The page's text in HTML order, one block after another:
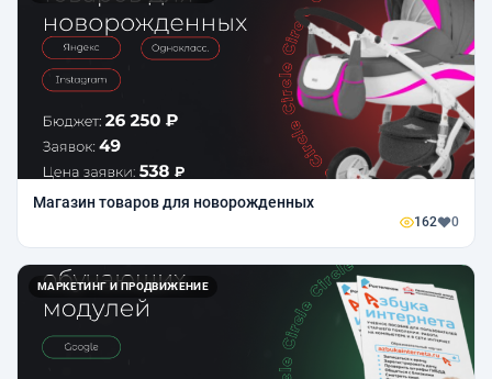
Магазин товаров для новорожденных
162 0
МАРКЕТИНГ И ПРОДВИЖЕНИЕ